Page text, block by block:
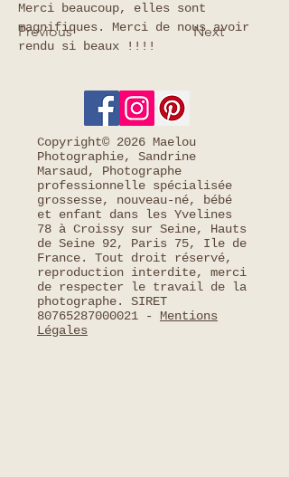
Previous Next
Merci beaucoup, elles sont
magnifiques. Merci de nous avoir
rendu si beaux !!!!
Copyright© 2026 Maelou
Photographie, Sandrine
Marsaud, Photographe
professionnelle spécialisée
grossesse, nouveau-né, bébé
et enfant dans les Yvelines
78 à Croissy sur Seine, Hauts
de Seine 92, Paris 75, Ile de
France. Tout droit réservé,
reproduction interdite, merci
de respecter le travail de la
photographe. SIRET
80765287000021 - Mentions
Légales